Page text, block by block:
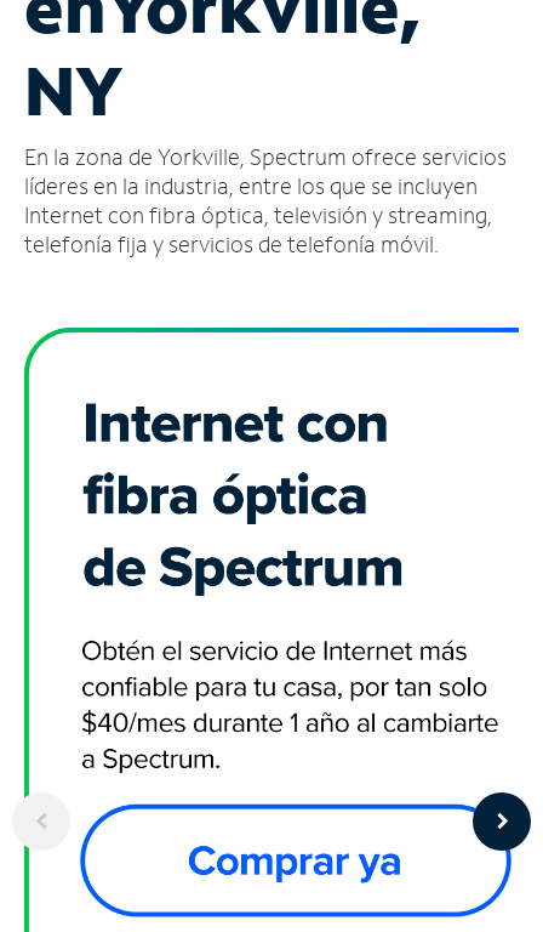
cuenta
Encuentra
tienda
NY
En la zona de Yorkville, Spectrum ofrece servicios
líderes en la industria, entre los que se incluyen
Internet con fibra óptica, televisión y streaming,
telefonía fija y servicios de telefonía móvil.